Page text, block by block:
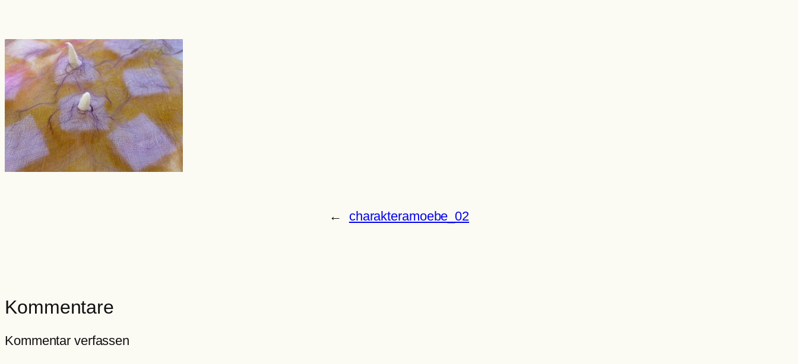
← charakteramoebe_02
Kommentare
Kommentar verfassen